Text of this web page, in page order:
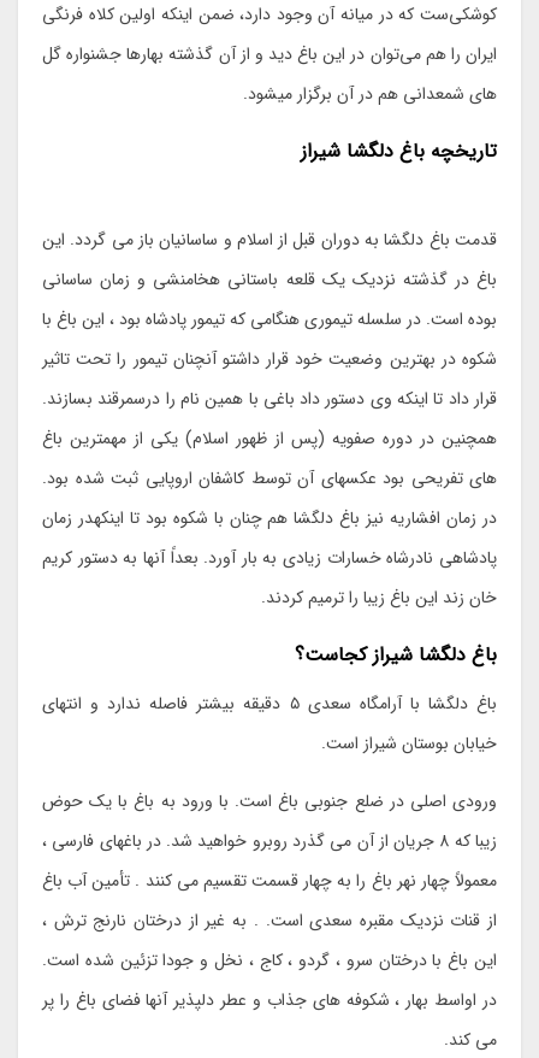
کوشکی‌ست که در میانه آن وجود دارد، ضمن اینکه اولین کلاه فرنگی
ایران را هم می‌توان در این باغ دید و از آن گذشته بهارها جشنواره گل
های شمعدانی هم در آن برگزار میشود.
تاریخچه باغ دلگشا شیراز
قدمت باغ دلگشا به دوران قبل از اسلام و ساسانیان باز می گردد. این
باغ در گذشته نزدیک یک قلعه باستانی هخامنشی و زمان ساسانی
بوده است. در سلسله تیموری هنگامی که تیمور پادشاه بود ، این باغ با
شکوه در بهترین وضعیت خود قرار داشتو آنچنان تیمور را تحت تاثیر
قرار داد تا اینکه وی دستور داد باغی با همین نام را درسمرقند بسازند.
همچنین در دوره صفویه (پس از ظهور اسلام) یکی از مهمترین باغ
های تفریحی بود عکسهای آن توسط کاشفان اروپایی ثبت شده بود.
در زمان افشاریه نیز باغ دلگشا هم چنان با شکوه بود تا اینکهدر زمان
پادشاهی نادرشاه خسارات زیادی به بار آورد. بعداً آنها به دستور کریم
خان زند این باغ زیبا را ترمیم کردند.
باغ دلگشا شیراز کجاست؟
باغ دلگشا با آرامگاه سعدی ۵ دقیقه بیشتر فاصله ندارد و انتهای
خیابان بوستان شیراز است.
ورودی اصلی در ضلع جنوبی باغ است. با ورود به باغ با یک حوض
زیبا که 8 جریان از آن می گذرد روبرو خواهید شد. در باغهای فارسی ،
معمولاً چهار نهر باغ را به چهار قسمت تقسیم می کنند . تأمین آب باغ
از قنات نزدیک مقبره سعدی است. . به غیر از درختان نارنج ترش ،
این باغ با درختان سرو ، گردو ، کاج ، نخل و جودا تزئین شده است.
در اواسط بهار ، شکوفه های جذاب و عطر دلپذیر آنها فضای باغ را پر
می کند.